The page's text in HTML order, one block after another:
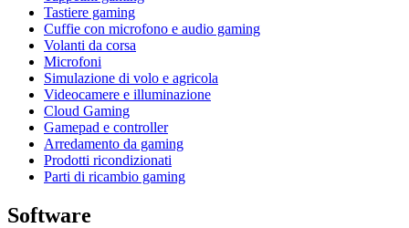
Tastiere gaming
Cuffie con microfono e audio gaming
Volanti da corsa
Microfoni
Simulazione di volo e agricola
Videocamere e illuminazione
Cloud Gaming
Gamepad e controller
Arredamento da gaming
Prodotti ricondizionati
Parti di ricambio gaming
Software